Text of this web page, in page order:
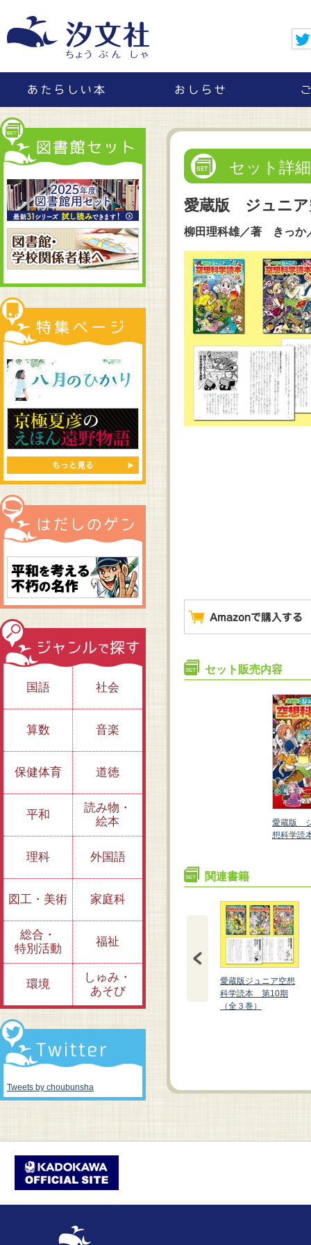
セット詳細
愛蔵版 ジュニア
柳田理科雄／著 きっか
セット販売内容
愛蔵版 ジュニア空
想科学読本⑭
愛蔵版
想科学読
関連書籍
愛蔵版 ジュニア空想
科学読本②
愛蔵版 ジュニア空想
愛蔵版ジュニア空想
科学読本 第10期
（全３巻）
国語 社会
算数 音楽
保健体育 道徳
平和
読み物・
絵本
理科 外国語
図工・美術 家庭科
総合・
特別活動
福祉
環境
しゅみ・
あそび
Tweets by choubunsha